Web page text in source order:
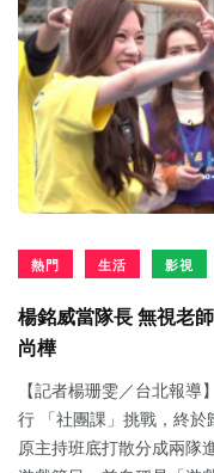
熱門 生活 影視
楊銘威當隊長 無視老
尚樺
【記者楊珊雯／台北報
行 「社團課」挑戰，終
原主持班底打散分成兩隊